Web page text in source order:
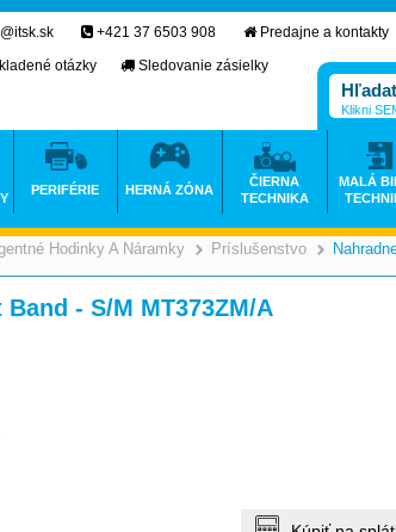
Hodinky A Náramky >
Príslušenstvo
- S/M MT373ZM/A
+421 37 6503 908
Predajne a kontakty
otázky
Sledovanie zásielky
Klikni
PERIFÉRIE HERNÁ ZÓNA
ČIERNA
TECHNIKA
MALÁ